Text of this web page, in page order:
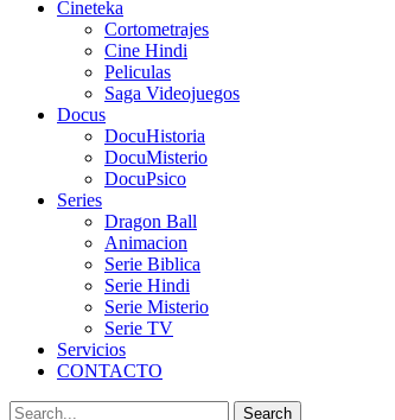
Cineteka
Cortometrajes
Cine Hindi
Peliculas
Saga Videojuegos
Docus
DocuHistoria
DocuMisterio
DocuPsico
Series
Dragon Ball
Animacion
Serie Biblica
Serie Hindi
Serie Misterio
Serie TV
Servicios
CONTACTO